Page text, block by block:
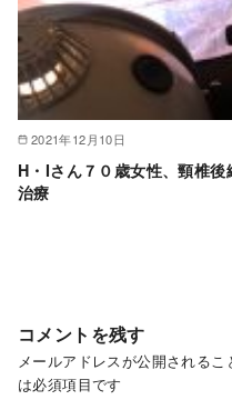
2021年12月10日
H・Iさん７０歳女性、頸椎
治療
コメントを残す
メールアドレスが公開されるこ
は必須項目です